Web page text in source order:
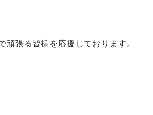
頑張る皆様を応援しております。